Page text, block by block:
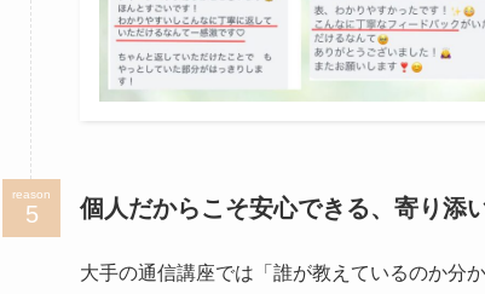
reason 個人だからこそ安心できる、寄り添
大手の通信講座では「誰が教えているのか分